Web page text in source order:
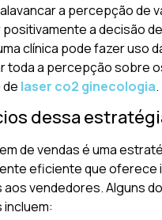
a percepção de
a decisão
clínica pode fazer uso
toda a percepção sobre
laser co2 ginecologia.
dessa
de vendas é uma
eficiente que oferece
vendedores. Alguns